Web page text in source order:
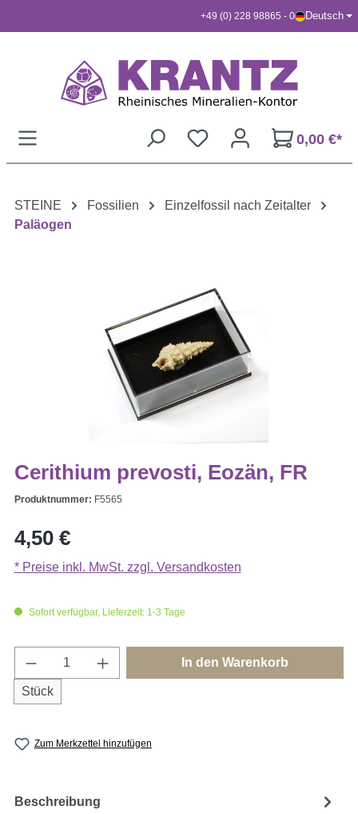
+49 (0) 228 98865 - 0 Deutsch
0,00 €*
STEINE Fossilien
Einzelfossil nach Zeitalter
Paläogen
Cerithium prevosti, Eozän, FR
Produktnummer: F5565
Regulärer Preis:
4,50 €
* Preise inkl. MwSt. zzgl. Versandkosten
Sofort verfügbar, Lieferzeit: 1-3 Tage
Produkt Anzahl: Gib den gewünschten
Stück
In den Warenkorb
Zum Merkzettel hinzufügen
Beschreibung